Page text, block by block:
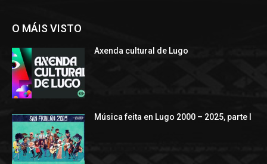
O MÁIS VISTO
Axenda cultural de Lugo
Música feita en Lugo 2000 – 2025, parte I